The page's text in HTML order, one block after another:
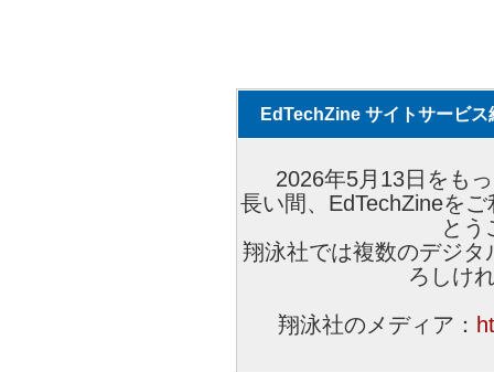
EdTechZine サイトサービス
2026年5月13日をも
長い間、EdTechZineを
とう
翔泳社では複数のデジ
ろしけ
翔泳社のメディア：